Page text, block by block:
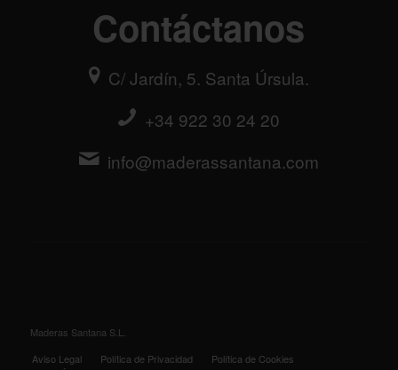
Contáctanos
C/ Jardín, 5. Santa Úrsula.
+34 922 30 24 20
info@maderassantana.com
Maderas Santana S.L.
Aviso Legal
Política de Privacidad
Política de Cookies